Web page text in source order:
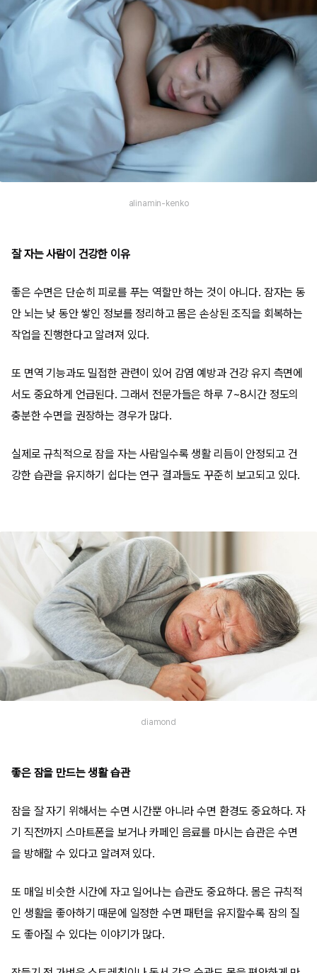
alinamin-kenko
잘 자는 사람이 건강한 이유
좋은 수면은 단순히 피로를 푸는 역할만 하는 것이 아니다. 잠자는 동
안 뇌는 낮 동안 쌓인 정보를 정리하고 몸은 손상된 조직을 회복하는
작업을 진행한다고 알려져 있다.
또 면역 기능과도 밀접한 관련이 있어 감염 예방과 건강 유지 측면에
서도 중요하게 언급된다. 그래서 전문가들은 하루 7~8시간 정도의
충분한 수면을 권장하는 경우가 많다.
실제로 규칙적으로 잠을 자는 사람일수록 생활 리듬이 안정되고 건
강한 습관을 유지하기 쉽다는 연구 결과들도 꾸준히 보고되고 있다.
diamond
좋은 잠을 만드는 생활 습관
잠을 잘 자기 위해서는 수면 시간뿐 아니라 수면 환경도 중요하다. 자
기 직전까지 스마트폰을 보거나 카페인 음료를 마시는 습관은 수면
을 방해할 수 있다고 알려져 있다.
또 매일 비슷한 시간에 자고 일어나는 습관도 중요하다. 몸은 규칙적
인 생활을 좋아하기 때문에 일정한 수면 패턴을 유지할수록 잠의 질
도 좋아질 수 있다는 이야기가 많다.